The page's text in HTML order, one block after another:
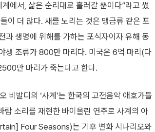
에서, 삶은 순리대로 흘러갈 뿐이다”라고 썼
이 더 많다. 새를 노리는 것은 맹금류 같은 포
과 생명에 위해를 가하는 포식자이자 유해 동
생 조류가 800만 마리다. 미국은 6억 마리(다
만 마리가 죽는다고 한다.
비발디의 ‘사계’는 한국의 고전음악 애호가들
람 소리를 재현한 바이올린 연주로 사계의 아
Four Seasons)는 기후 변화 시나리오와